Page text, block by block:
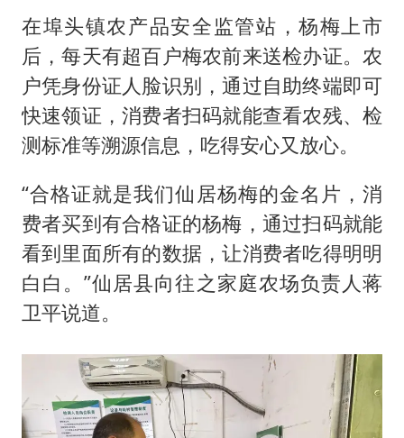
在埠头镇农产品安全监管站，杨梅上市
后，每天有超百户梅农前来送检办证。农
户凭身份证人脸识别，通过自助终端即可
快速领证，消费者扫码就能查看农残、检
测标准等溯源信息，吃得安心又放心。
“合格证就是我们仙居杨梅的金名片，消
费者买到有合格证的杨梅，通过扫码就能
看到里面所有的数据，让消费者吃得明明
白白。”仙居县向往之家庭农场负责人蒋
卫平说道。